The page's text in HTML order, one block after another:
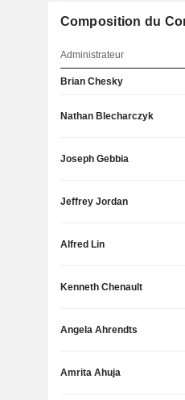
Composition du
Administrateur
Brian Chesky
Nathan Blecharczyk
Joseph Gebbia
Jeffrey Jordan
Alfred Lin
Kenneth Chenault
Angela Ahrendts
Amrita Ahuja